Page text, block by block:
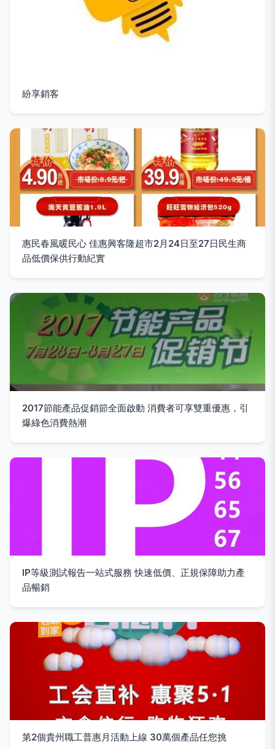
紛享銷客
惠民春風暖民心 佳惠興客隆超市2月24日至27日民生商
品低價保供行動紀實
2017節能產品促銷節全面啟動 消費者可享雙重優惠，引
爆綠色消費熱潮
IP等級測試報告一站式服務 快速低價、正規保障助力產
品暢銷
第2個貴州職工普惠月活動上線 30萬個產品任您挑